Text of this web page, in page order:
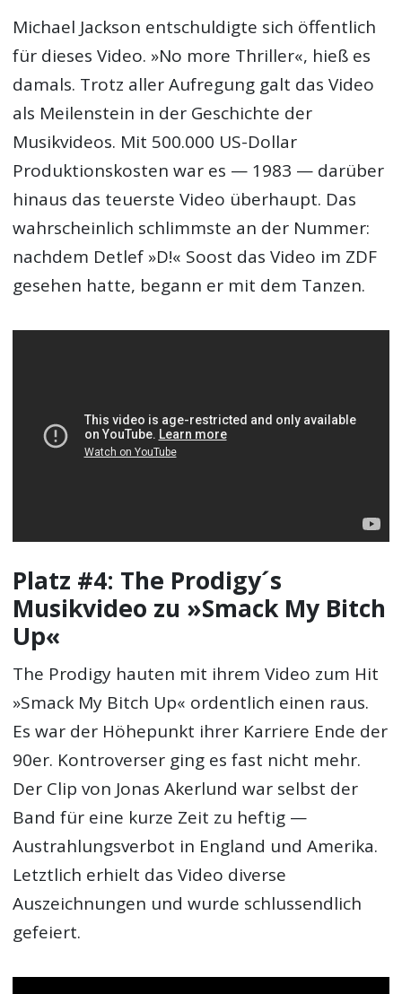
Michael Jackson entschuldigte sich öffentlich
für dieses Video. »No more Thriller«, hieß es
damals. Trotz aller Aufregung galt das Video
als Meilenstein in der Geschichte der
Musikvideos. Mit 500.000 US-Dollar
Produktionskosten war es — 1983 — darüber
hinaus das teuerste Video überhaupt. Das
wahrscheinlich schlimmste an der Nummer:
nachdem Detlef »D!« Soost das Video im ZDF
gesehen hatte, begann er mit dem Tanzen.
Platz #4: The Prodigy´s
Musikvideo zu »Smack My Bitch
Up«
The Prodigy hauten mit ihrem Video zum Hit
»Smack My Bitch Up« ordentlich einen raus.
Es war der Höhepunkt ihrer Karriere Ende der
90er. Kontroverser ging es fast nicht mehr.
Der Clip von Jonas Akerlund war selbst der
Band für eine kurze Zeit zu heftig —
Austrahlungsverbot in England und Amerika.
Letztlich erhielt das Video diverse
Auszeichnungen und wurde schlussendlich
gefeiert.